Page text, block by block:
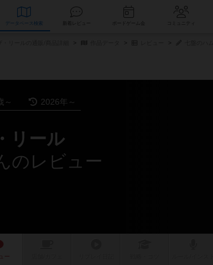
データベース
～ 2026年～
リール
のレビュー
ー